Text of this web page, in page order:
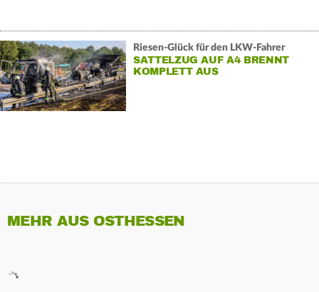
Riesen-Glück für den LKW-Fahrer
SATTELZUG AUF A4 BRENNT
KOMPLETT AUS
MEHR AUS OSTHESSEN